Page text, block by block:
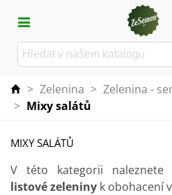
> Zelenina > Zelenina -
> Mixy salátů
MIXY SALÁTŮ
V této kategorii naleznete
listové zeleniny k obohacení